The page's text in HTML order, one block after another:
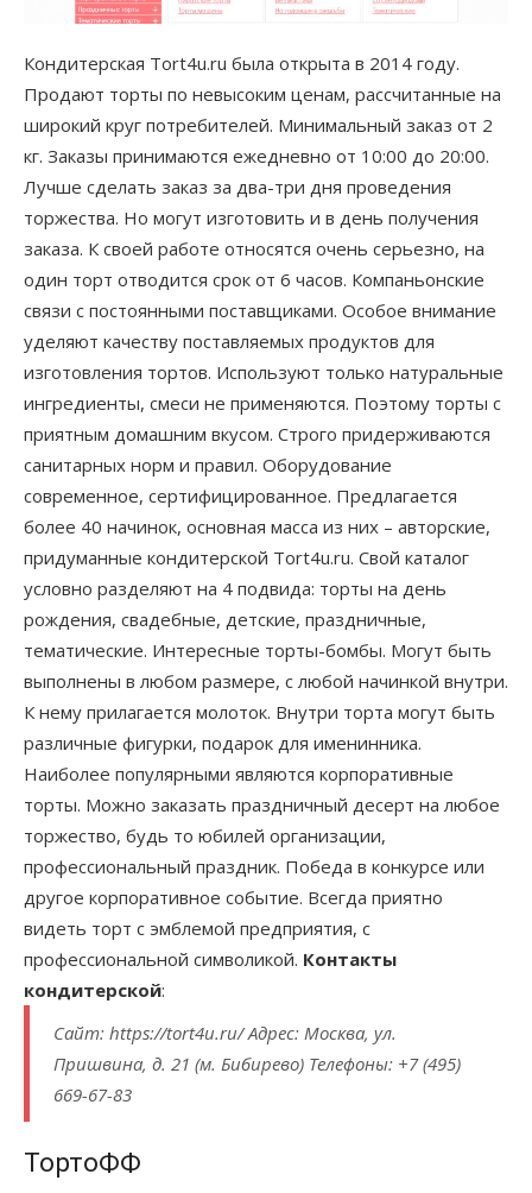
Кондитерская Tort4u.ru была открыта в 2014 году.
Продают торты по невысоким ценам, рассчитанные на
широкий круг потребителей. Минимальный заказ от 2
кг. Заказы принимаются ежедневно от 10:00 до 20:00.
Лучше сделать заказ за два-три дня проведения
торжества. Но могут изготовить и в день получения
заказа. К своей работе относятся очень серьезно, на
один торт отводится срок от 6 часов. Компаньонские
связи с постоянными поставщиками. Особое внимание
уделяют качеству поставляемых продуктов для
изготовления тортов. Используют только натуральные
ингредиенты, смеси не применяются. Поэтому торты с
приятным домашним вкусом. Строго придерживаются
санитарных норм и правил. Оборудование
современное, сертифицированное. Предлагается
более 40 начинок, основная масса из них – авторские,
придуманные кондитерской Tort4u.ru. Свой каталог
условно разделяют на 4 подвида: торты на день
рождения, свадебные, детские, праздничные,
тематические. Интересные торты-бомбы. Могут быть
выполнены в любом размере, с любой начинкой внутри.
К нему прилагается молоток. Внутри торта могут быть
различные фигурки, подарок для именинника.
Наиболее популярными являются корпоративные
торты. Можно заказать праздничный десерт на любое
торжество, будь то юбилей организации,
профессиональный праздник. Победа в конкурсе или
другое корпоративное событие. Всегда приятно
видеть торт с эмблемой предприятия, с
профессиональной символикой. Контакты
кондитерской:
Сайт: https://tort4u.ru/ Адрес: Москва, ул.
Пришвина, д. 21 (м. Бибирево) Телефоны: +7 (495)
669-67-83
ТортоФФ